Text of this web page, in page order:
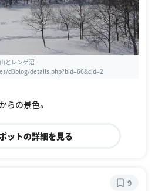
とレンゲ沼
d3blog/details.php?bid=66&cid=2
らの景色。
ットの詳細を見る
9